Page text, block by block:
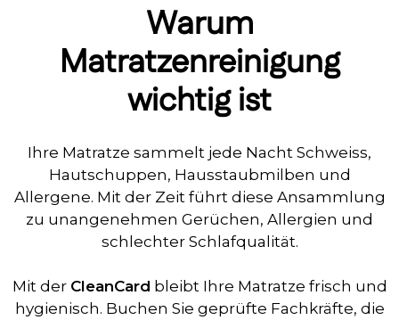
Warum
Matratzenreinigung
wichtig ist
Ihre Matratze sammelt jede Nacht Schweiss,
Hautschuppen, Hausstaubmilben und
Allergene. Mit der Zeit führt diese Ansammlung
zu unangenehmen Gerüchen, Allergien und
schlechter Schlafqualität.
Mit der CleanCard bleibt Ihre Matratze frisch und
hygienisch. Buchen Sie geprüfte Fachkräfte, die